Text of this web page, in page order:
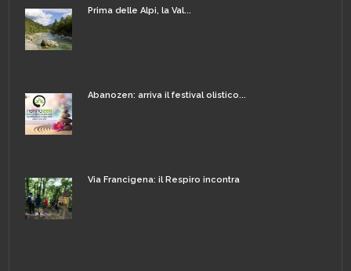
Prima delle Alpi, la Val...
Abanozen: arriva il festival olistico...
Via Francigena: il Respiro incontra